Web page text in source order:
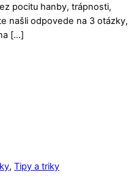
pocitu hanby, trápnosti,
našli odpovede na 3 otázky,
[…]
, Tipy a triky